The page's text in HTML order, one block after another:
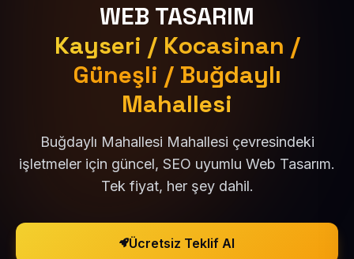
WEB TASARIM
Kayseri / Kocasinan /
Güneşli / Buğdaylı
Mahallesi
Buğdaylı Mahallesi Mahallesi çevresindeki
işletmeler için güncel, SEO uyumlu Web Tasarım.
Tek fiyat, her şey dahil.
Ücretsiz Teklif Al